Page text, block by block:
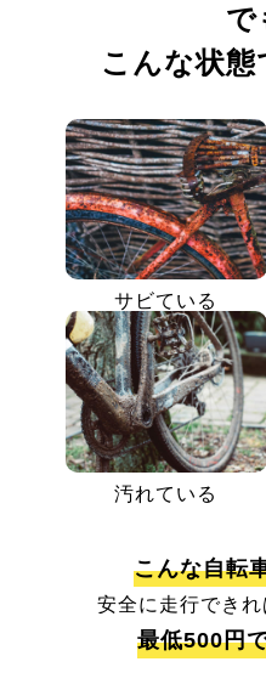
で
こんな状態
サビている
汚れている
こんな自転
安全に走行でき
最低500円